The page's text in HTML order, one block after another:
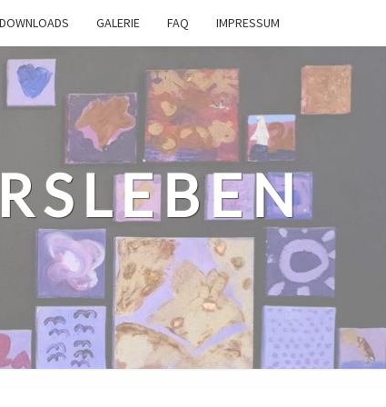
DOWNLOADS GALERIE FAQ IMPRESSUM